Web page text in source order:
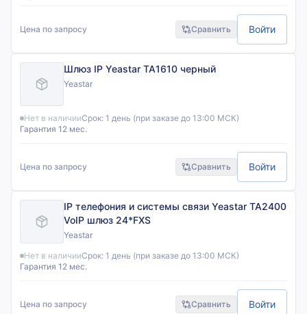
Цена по запросу Сравнить Войти
Шлюз IP Yeastar TA1610 черный
Yeastar
Нет в наличииСрок: 1 день (при заказе до 13:00 МСК)
Гарантия 12 мес.
Цена по запросу Сравнить Войти
IP телефония и системы связи Yeastar TA2400
VoIP шлюз 24*FXS
Yeastar
Нет в наличииСрок: 1 день (при заказе до 13:00 МСК)
Гарантия 12 мес.
Цена по запросу Сравнить Войти